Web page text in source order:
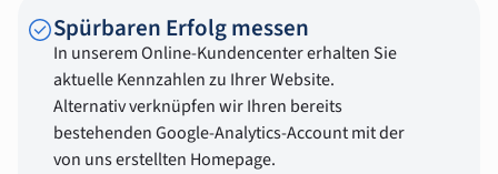
Spürbaren Erfolg messen
In unserem Online-Kundencenter erhalten Sie
aktuelle Kennzahlen zu Ihrer Website.
Alternativ verknüpfen wir Ihren bereits
bestehenden Google-Analytics-Account mit der
von uns erstellten Homepage.